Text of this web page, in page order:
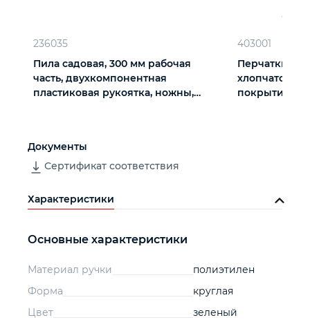
236035
Пила садовая, 300 мм рабочая
часть, двухкомпонентная
пластиковая рукоятка, ножны,
403001
Перчатки
покрытием из
Документы
Сертификат соответствия
Характеристики
Основные характеристики
Материал ручки
полиэтилен
Форма
круглая
Цвет
зеленый